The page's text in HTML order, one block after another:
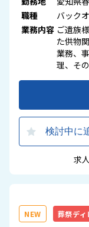
職種
バック
業務内容 ご遺族
た供物
業務、
理、そ
検討中に
求
NEW 葬祭デ